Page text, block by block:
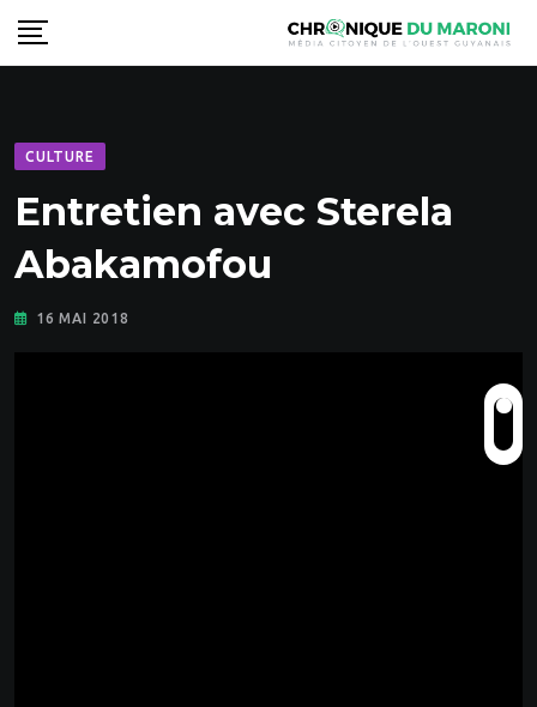
Skip
to
CULTURE
Entretien avec Sterela
Abakamofou
16 MAI 2018